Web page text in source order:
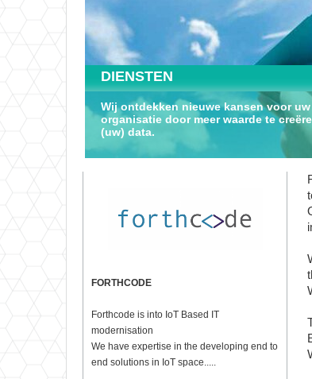
DIENSTEN
Wij ontdekken nieuwe kansen voor uw
organisatie door meer waarde te
(uw) data.
FORTHCODE
Forthcode is into IoT Based IT
modernisation
We have expertise in the developing end to
end solutions in IoT space.....